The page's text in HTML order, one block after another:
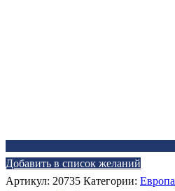
Добавить в список желаний
Артикул: 20735 Категории: Европа